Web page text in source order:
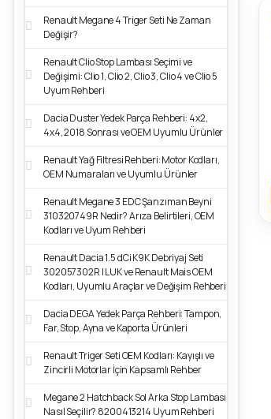
Renault Megane 4 Triger Seti Ne Zaman
Değişir?
Renault Clio Stop Lambası Seçimi ve
Değişimi: Clio 1, Clio 2, Clio 3, Clio 4 ve Clio 5
Uyum Rehberi
Dacia Duster Yedek Parça Rehberi: 4x2,
4x4, 2018 Sonrası ve OEM Uyumlu Ürünler
Renault Yağ Filtresi Rehberi: Motor Kodları,
OEM Numaraları ve Uyumlu Ürünler
Renault Megane 3 EDC Şanzıman Beyni
310320749R Nedir? Arıza Belirtileri, OEM
Kodları ve Uyum Rehberi
Renault Dacia 1.5 dCi K9K Debriyaj Seti
302057302R | LUK ve Renault Mais OEM
Kodları, Uyumlu Araçlar ve Değişim Rehberi
Dacia DEGA Yedek Parça Rehberi: Tampon,
Far, Stop, Ayna ve Kaporta Ürünleri
Renault Triger Seti OEM Kodları: Kayışlı ve
Zincirli Motorlar İçin Kapsamlı Rehber
Megane 2 Hatchback Sol Arka Stop Lambası
Nasıl Seçilir? 8200413214 Uyum Rehberi